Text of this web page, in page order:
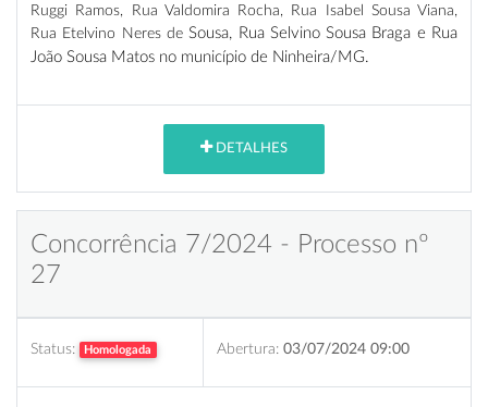
Ruggi Ramos, Rua Valdomira Rocha, Rua Isabel Sousa Viana,
Rua Etelvino Neres deSousa, Rua Selvino Sousa Braga e Rua
João Sousa Matos no município de Ninheira/MG.
DETALHES
Concorrência 7/2024 - Processo nº
27
Status: Homologada Abertura: 03/07/2024 09:00